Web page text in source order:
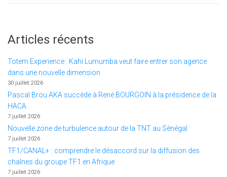
Articles récents
Totem Experience : Kahi Lumumba veut faire entrer son agence
dans une nouvelle dimension
30 juillet 2026
Pascal Brou AKA succède à René BOURGOIN à la présidence de la
HACA
7 juillet 2026
Nouvelle zone de turbulence autour de la TNT au Sénégal
7 juillet 2026
TF1/CANAL+ : comprendre le désaccord sur la diffusion des
chaînes du groupe TF1 en Afrique
7 juillet 2026